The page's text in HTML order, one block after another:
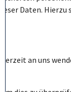
Daten. Hierzu
an uns